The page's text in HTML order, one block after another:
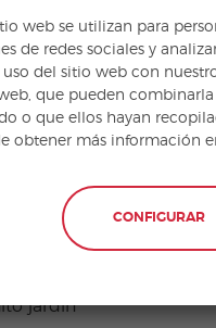
jardín
web se utilizan para
de redes sociales y
del sitio web con
que pueden
o que ellos hayan
obtener más información
CONFIGURAR